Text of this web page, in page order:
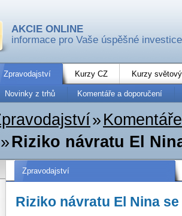
AKCIE ONLINE
informace pro Vaše úspěšné investice
Zpravodajství Kurzy CZ Kurzy
Novinky z trhů Komentáře a doporučení
»
»Riziko návratu El
Zpravodajství
Riziko návratu El Nina